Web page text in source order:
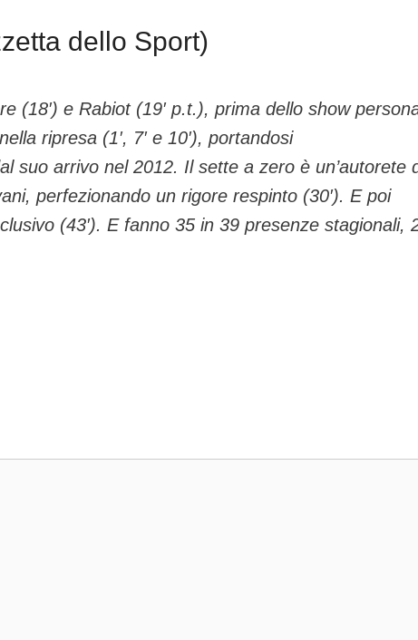
dello Sport)
(18′) e Rabiot (19′ p.t.), prima dello show
ripresa (1′, 7′ e 10′), portandosi
suo arrivo nel 2012. Il sette a zero è un’autorete
perfezionando un rigore respinto (30′). E poi
(43′). E fanno 35 in 39 presenze stagionali,